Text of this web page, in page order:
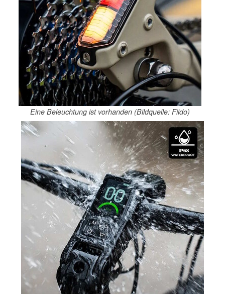
Eine Beleuchtung ist vorhanden (Bildquelle: Fiido)